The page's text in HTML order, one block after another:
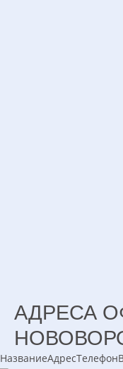
АДРЕСА
НазваниеАдресТелефон